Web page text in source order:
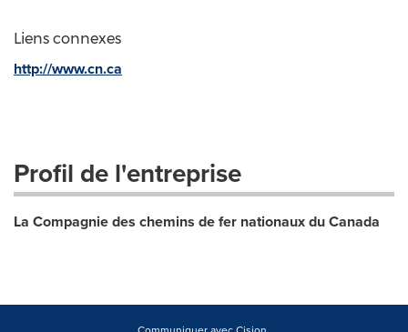
Liens connexes
http://www.cn.ca
Profil de l'entreprise
La Compagnie des chemins de fer nationaux du Canada